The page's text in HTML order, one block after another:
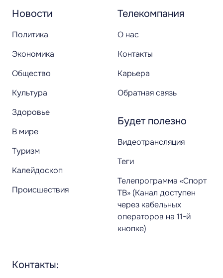
Новости
Политика
Экономика
Общество
Культура
Здоровье
В мире
Туризм
Калейдоскоп
Происшествия
Телекомпания
О нас
Контакты
Карьера
Обратная связь
Будет полезно
Видеотрансляция
Теги
Телепрограмма «Спорт
ТВ» (Канал доступен
через кабельных
операторов на 11-й
кнопке)
Контакты: